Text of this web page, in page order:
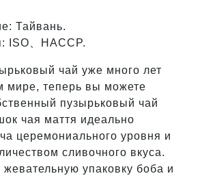
Тайвань.
ISO、HACCP.
чай уже много лет
мире, теперь вы можете
пузырьковый чай
чая маття идеально
церемониального уровня и
сливочного вкуса.
упаковку боба и